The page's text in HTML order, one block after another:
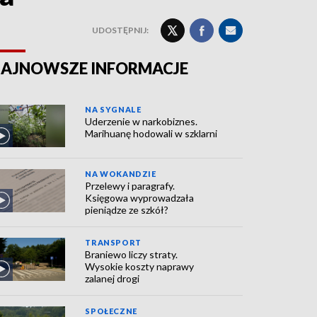
UDOSTĘPNIJ:
INFORMACJE
NA SYGNALE
Uderzenie w narkobiznes.
Marihuanę hodowali w szklarni
NA WOKANDZIE
Przelewy i paragrafy.
Księgowa wyprowadzała
pieniądze ze szkół?
TRANSPORT
Braniewo liczy straty.
Wysokie koszty naprawy
zalanej drogi
SPOŁECZNE